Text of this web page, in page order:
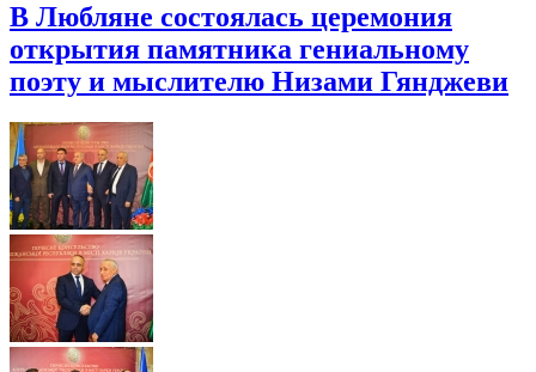
В Любляне состоялась церемония
открытия памятника гениальному
поэту и мыслителю Низами Гянджеви